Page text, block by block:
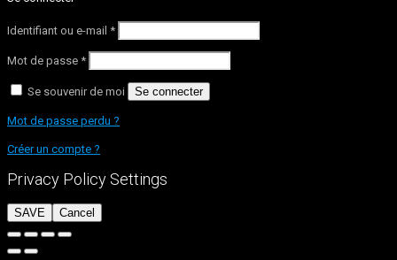
Identifiant ou e-mail *
Mot de passe *
Se souvenir de moi Se connecter
Mot de passe perdu ?
Créer un compte ?
Privacy Policy Settings
SAVE Cancel